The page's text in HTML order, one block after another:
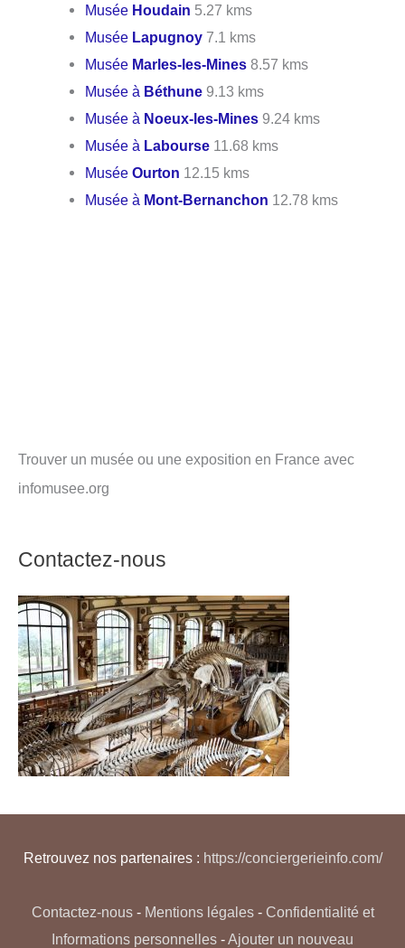
Musée Houdain 5.27 kms
Musée Lapugnoy 7.1 kms
Musée Marles-les-Mines 8.57 kms
Musée à Béthune 9.13 kms
Musée à Noeux-les-Mines 9.24 kms
Musée à Labourse 11.68 kms
MuséeOurton 12.15 kms
Musée à Mont-Bernanchon 12.78 kms
Trouver un musée ou une exposition en France avec
infomusee.org
Contactez-nous
Retrouvez nos partenaires : https://conciergerieinfo.com/
Contactez-nous- Mentions légales- Confidentialité et
Informations personnelles -Ajouter un nouveau